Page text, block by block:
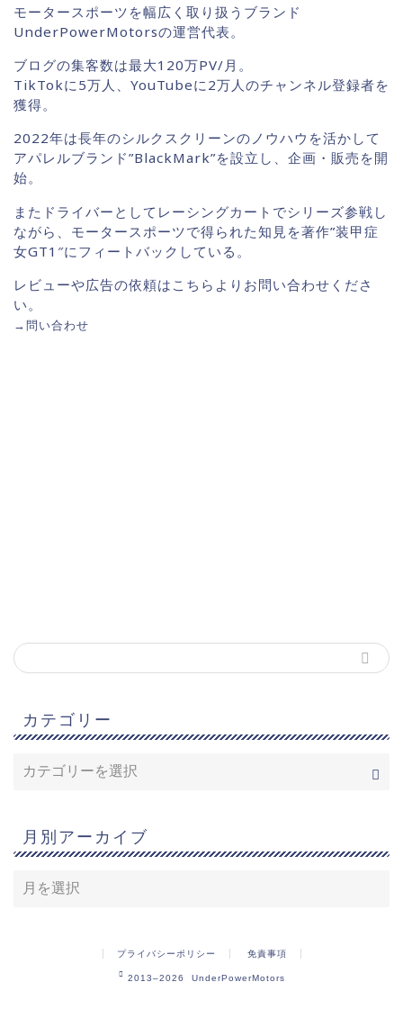
モータースポーツを幅広く取り扱うブランド
UnderPowerMotorsの運営代表。
ブログの集客数は最大120万PV/月。
TikTokに5万人、YouTubeに2万人のチャンネル登録者を
獲得。
2022年は長年のシルクスクリーンのノウハウを活かして
アパレルブランド”BlackMark”を設立し、企画・販売を開
始。
またドライバーとしてレーシングカートでシリーズ参戦し
ながら、モータースポーツで得られた知見を著作”装甲症
女GT1″にフィートバックしている。
レビューや広告の依頼はこちらよりお問い合わせくださ
い。
→問い合わせ
カテゴリー
月別アーカイブ
プライバシーポリシー 免責事項
2013–2026 UnderPowerMotors